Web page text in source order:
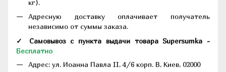
кг).
Адресную доставку оплачивает получатель
независимо от суммы заказа.
✓ Самовывоз с пункта выдачи товара Supersumka -
Бесплатно
Адрес: ул. Иоанна Павла II, 4/6 корп. В, Киев, 02000